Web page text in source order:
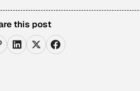
this post